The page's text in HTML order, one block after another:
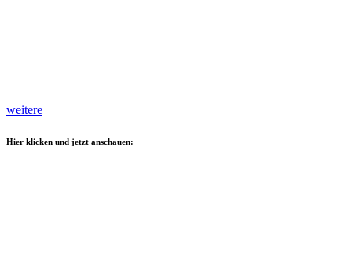
weitere
Hier klicken und jetzt anschauen: